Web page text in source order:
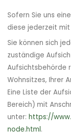
Sofern Sie uns
diese jederzeit
Sie können sich
zuständige
Aufsichtsbehörde
Wohnsitzes, Ihrer
Eine Liste der
Bereich) mit
unter: https://
node.html.